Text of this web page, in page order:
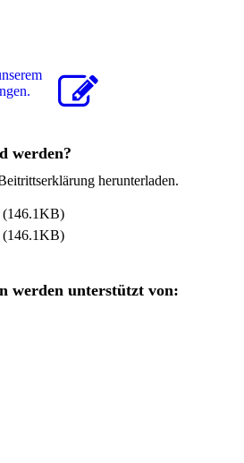
werden?
herunterladen.
(146.1KB)
(146.1KB)
werden unterstützt von: